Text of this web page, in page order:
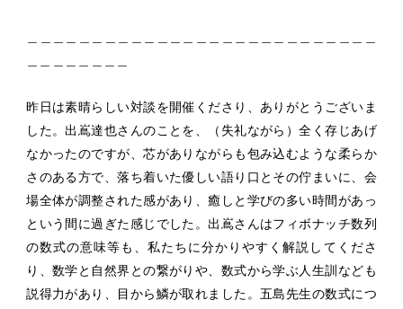
昨日は素晴らしい対談を開催くださり、ありがとうございま
した。出嶌達也さんのことを、（失礼ながら）全く存じあげ
なかったのですが、芯がありながらも包み込むような柔らか
さのある方で、落ち着いた優しい語り口とその佇まいに、会
場全体が調整された感があり、癒しと学びの多い時間があっ
という間に過ぎた感じでした。出嶌さんはフィボナッチ数列
の数式の意味等も、私たちに分かりやすく解説してくださ
り、数学と自然界との繋がりや、数式から学ぶ人生訓なども
説得力があり、目から鱗が取れました。五島先生の数式につ